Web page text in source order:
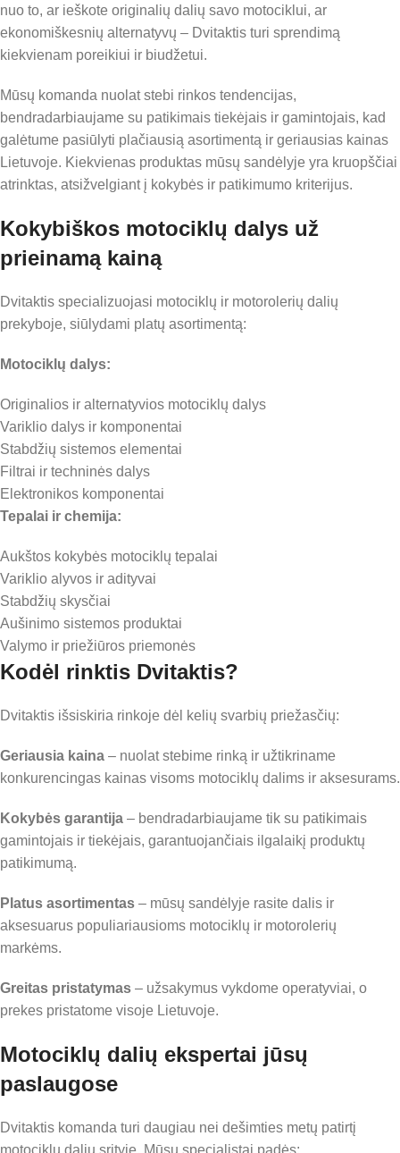
nuo to, ar ieškote originalių dalių savo motociklui, ar
ekonomiškesnių alternatyvų – Dvitaktis turi sprendimą
kiekvienam poreikiui ir biudžetui.
Mūsų komanda nuolat stebi rinkos tendencijas,
bendradarbiaujame su patikimais tiekėjais ir gamintojais, kad
galėtume pasiūlyti plačiausią asortimentą ir geriausias kainas
Lietuvoje. Kiekvienas produktas mūsų sandėlyje yra kruopščiai
atrinktas, atsižvelgiant į kokybės ir patikimumo kriterijus.
Kokybiškos motociklų dalys už
prieinamą kainą
Dvitaktis specializuojasi motociklų ir motorolerių dalių
prekyboje, siūlydami platų asortimentą:
Motociklų dalys:
Originalios ir alternatyvios motociklų dalys
Variklio dalys ir komponentai
Stabdžių sistemos elementai
Filtrai ir techninės dalys
Elektronikos komponentai
Tepalai ir chemija:
Aukštos kokybės motociklų tepalai
Variklio alyvos ir adityvai
Stabdžių skysčiai
Aušinimo sistemos produktai
Valymo ir priežiūros priemonės
Kodėl rinktis Dvitaktis?
Dvitaktis išsiskiria rinkoje dėl kelių svarbių priežasčių:
Geriausia kaina – nuolat stebime rinką ir užtikriname
konkurencingas kainas visoms motociklų dalims ir aksesurams.
Kokybės garantija – bendradarbiaujame tik su patikimais
gamintojais ir tiekėjais, garantuojančiais ilgalaikį produktų
patikimumą.
Platus asortimentas – mūsų sandėlyje rasite dalis ir
aksesuarus populiariausioms motociklų ir motorolerių
markėms.
Greitas pristatymas – užsakymus vykdome operatyviai, o
prekes pristatome visoje Lietuvoje.
Motociklų dalių ekspertai jūsų
paslaugose
Dvitaktis komanda turi daugiau nei dešimties metų patirtį
motociklų dalių srityje. Mūsų specialistai padės: